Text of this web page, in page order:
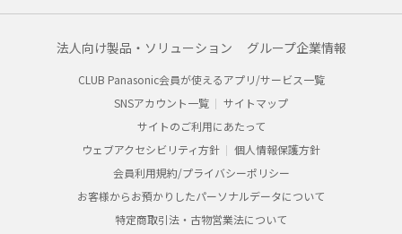
法人向け製品・ソリューション グループ企業情報
CLUB Panasonic会員が使えるアプリ/サービス一覧
SNSアカウント一覧
サイトマップ
サイトのご利用にあたって
ウェブアクセシビリティ方針
個人情報保護方針
会員利用規約/プライバシーポリシー
お客様からお預かりしたパーソナルデータについて
特定商取引法・古物営業法について